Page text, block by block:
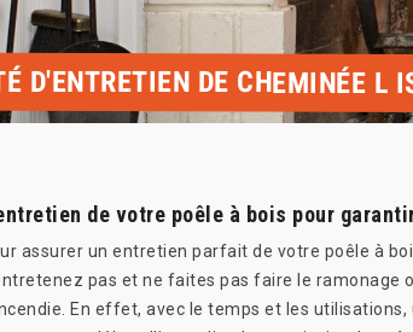
D'ENTRETIEN DE CHEMINÉE L
de votre poêle à bois pour
assurer un entretien parfait de votre poêle à
pas et ne faites pas faire le
En effet, avec le temps et les